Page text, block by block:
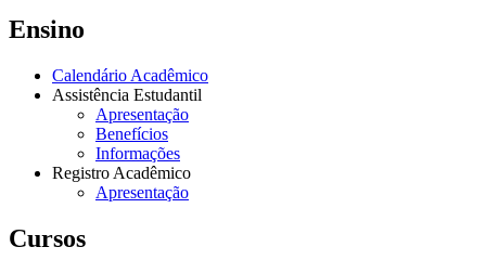
Ensino
Calendário Acadêmico
Assistência Estudantil
Apresentação
Benefícios
Informações
Registro Acadêmico
Apresentação
Cursos